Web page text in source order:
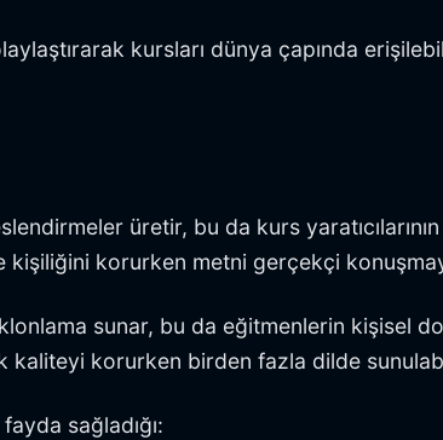
kursları dünya çapında
üretir, bu da kurs
kişiliğini korurken metni gerçekçi
sunar, bu da eğitmenlerin kişisel
kaliteyi korurken birden fazla dilde
sağladığı: